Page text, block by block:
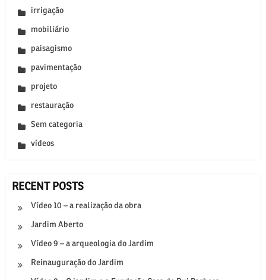
irrigação
mobiliário
paisagismo
pavimentação
projeto
restauração
Sem categoria
vídeos
RECENT POSTS
Vídeo 10 – a realização da obra
Jardim Aberto
Vídeo 9 – a arqueologia do Jardim
Reinauguração do Jardim